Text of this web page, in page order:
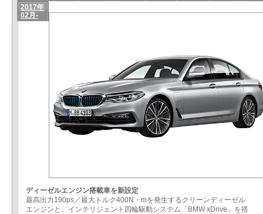
2017年
02月-
ディーゼルエンジン搭載車を新設定
最高出力190ps／最大トルク400N・mを発生するクリーンディーゼル
エンジンと、インテリジェント四輪駆動システム「BMW xDrive」を搭